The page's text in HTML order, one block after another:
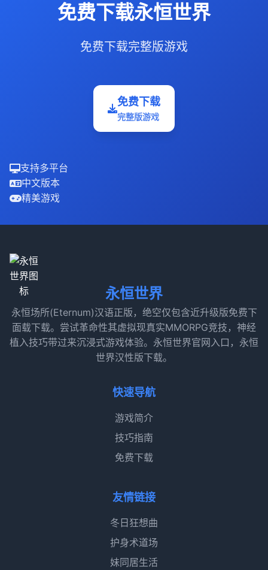
免费下载永恒世界
免费下载完整版游戏
免费下载
完整版游戏
支持多平台
中文版本
精美游戏
永恒世界
永恒场所(Eternum)汉语正版，绝空仅包含近升级版免费下
面载下载。尝试革命性其虚拟现真实MMORPG竞技，神经
植入技巧带过来沉浸式游戏体验。永恒世界官网入口，永恒
世界汉性版下载。
快速导航
游戏简介
技巧指南
免费下载
友情链接
冬日狂想曲
护身术道场
妹同居生活